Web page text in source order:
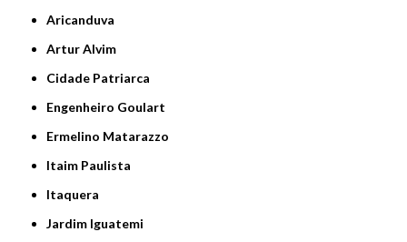
Aricanduva
Artur Alvim
Cidade Patriarca
Engenheiro Goulart
Ermelino Matarazzo
Itaim Paulista
Itaquera
Jardim Iguatemi